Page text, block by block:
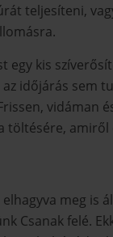
teljesíteni,
egy kis
időjárás sem
vidáman
amiről
meg is
Csanak felé.